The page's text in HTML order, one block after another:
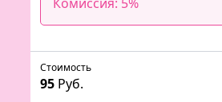
Стоимость
95 Руб.